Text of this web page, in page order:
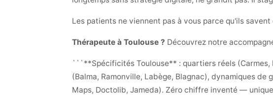
Les patients ne viennent pas à vous parce qu'ils
Thérapeute à Toulouse ? Découvrez notre
```**Spécificités Toulouse** : quartiers réels (Carmes,
(Balma, Ramonville, Labège, Blagnac), dynamiques
Maps, Doctolib, Jameda). Zéro chiffre inventé —